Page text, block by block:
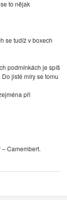
to nějak
se tudíž v boxech
podmínkách je spíš
jisté míry se tomu
při
Camembert.